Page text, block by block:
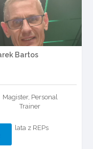
Bartos
Magister, Personal
Trainer
lata z REPs